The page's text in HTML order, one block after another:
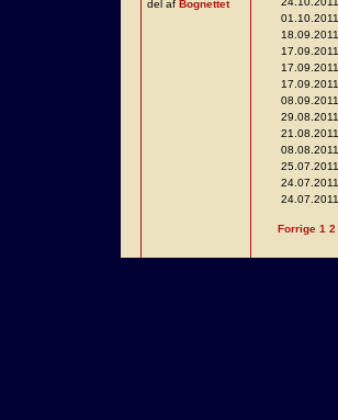
del af Bognettet
01.10.2011
18.09.2011
17.09.2011
17.09.2011
17.09.2011
08.09.2011
29.08.2011
21.08.2011
08.08.2011
25.07.2011
24.07.2011
24.07.2011
Forrige 1 2